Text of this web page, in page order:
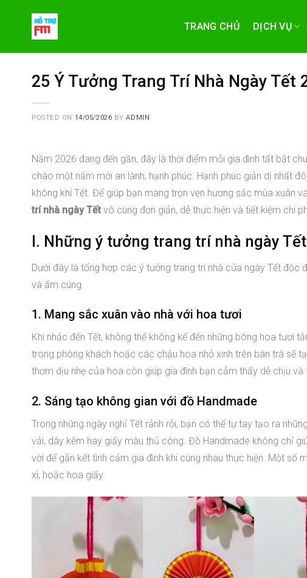
content
TRANG CHỦ DỊCH VỤ
25 Ý Tưởng Trang Trí Nhà Ngày
POSTED ON 14/05/2026 BYADMIN
Năm 2026 đang đến gần, đây là thời điểm mỗi gia đình tất bật
chào một năm mới an lành, hạnh phúc. Hạnh phúc giản dị nhất
không khí Tết. Để giúp bạn mang trọn vẹn hương sắc mùa xuân
trí nhà ngày Tết vô cùng đơn giản, dễ thực hiện và tiết kiệm chi
I. Những ý tưởng trang trí nhà ngày
Dưới đây là tổng hợp các ý tưởng trang trí nhà cửa ngày Tết
và ấm cúng.
1. Mang sắc xuân vào nhà với hoa tươi
Khi nhắc đến Tết, không thể không kể đến những bông hoa tươi
trong phòng khách hoặc các chậu hoa nhỏ xinh trên bàn trà sẽ
thơm dịu nhẹ của hoa còn giúp gia đình bạn cảm thấy dễ chịu và
2. Sáng tạo không gian với đồ Handmade
Trong những ngày nghỉ Tết rảnh rỗi, bạn có thể tự tay tạo ra
vải, dây kẽm hay giấy màu thủ công. Đồ Handmade không chỉ
vời để gắn kết tình cảm gia đình khi cùng nhau thực hiện. Một
xì, hoặc hoa giấy.